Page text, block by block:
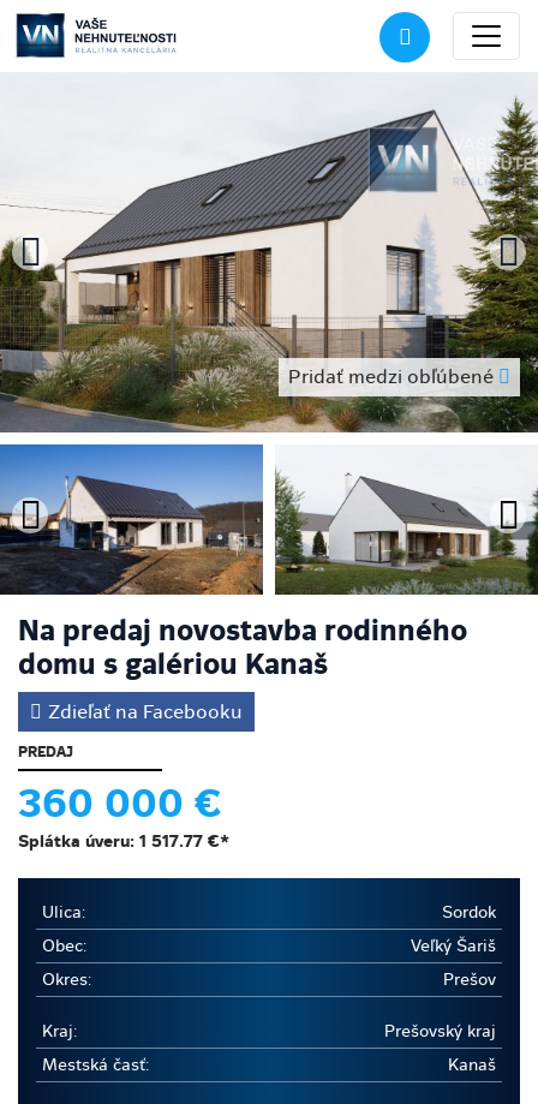
Pridať medzi obľúbené
Na predaj novostavba rodinného
domu s galériou Kanaš
Zdieľať na Facebooku
PREDAJ
360 000 €
Splátka úveru: 1 517.77 €*
Ulica:
Sordok
Obec:
Veľký Šariš
Okres:
Prešov
Kraj:
Prešovský kraj
Mestská časť:
Kanaš